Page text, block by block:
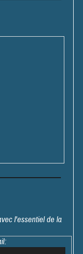
l'essentiel de la